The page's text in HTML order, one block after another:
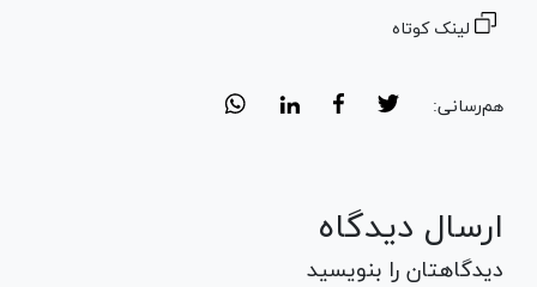
لینک کوتاه
هم‌رسانی:
ارسال دیدگاه
دیدگاهتان را بنویسید